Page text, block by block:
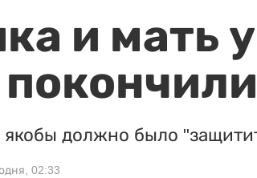
и мать
должно было
02:33